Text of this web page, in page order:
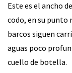
Este es el ancho
codo, en su punto
barcos siguen
aguas poco
cuello de botella.